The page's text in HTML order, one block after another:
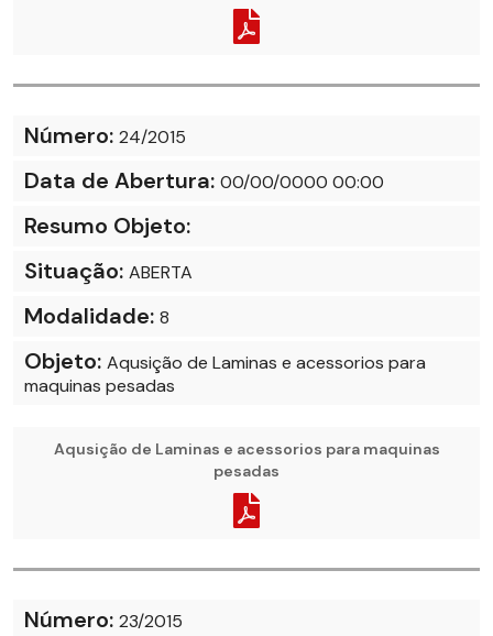
Número: 24/2015
Data de Abertura: 00/00/0000 00:00
Resumo Objeto:
Situação: ABERTA
Modalidade: 8
Objeto: Aqusição de Laminas e acessorios para
maquinas pesadas
Aqusição de Laminas e acessorios para maquinas
pesadas
Número: 23/2015